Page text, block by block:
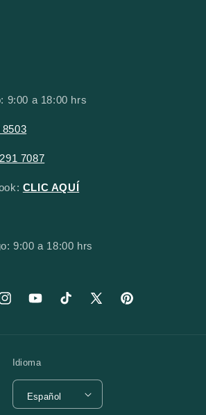
9:00 a 18:00 hrs
8503
7087
CLIC AQUÍ
9:00 a 18:00 hrs
YouTubeTikTok X (Twitter)Pinterest
Idioma
Español